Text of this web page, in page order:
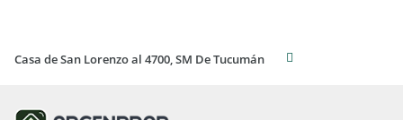
Casa de San Lorenzo al 4700, SM De Tucumán